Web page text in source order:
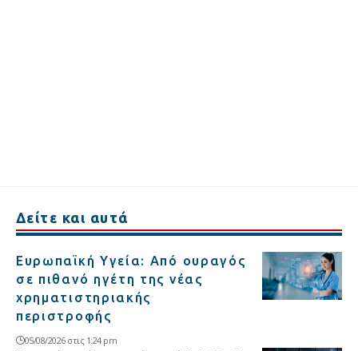
Δείτε και αυτά
Ευρωπαϊκή Υγεία: Από ουραγός
σε πιθανό ηγέτη της νέας
χρηματιστηριακής
περιστροφής
05/08/2026 στις 1:24 pm